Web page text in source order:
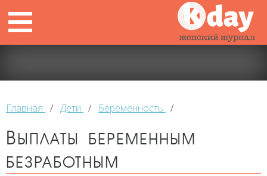
Главная / Дети / Беременность /
Выплаты беременным
безработным